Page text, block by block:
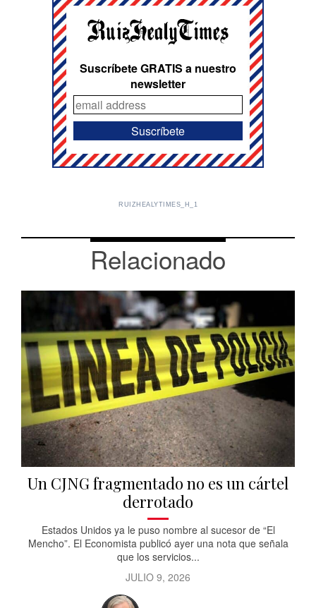
Suscríbete GRATIS a nuestro
newsletter
RUIZHEALYTIMES_H_1
Relacionado
Un CJNG fragmentado no es un cártel
derrotado
Estados Unidos ya le puso nombre al sucesor de “El
Mencho”. El Economista publicó ayer una nota que señala
que los servicios...
JULIO 9, 2026